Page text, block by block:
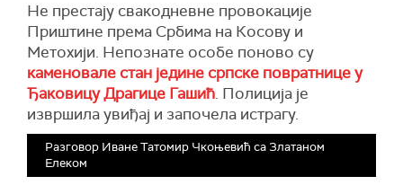
Не престају свакодневне провокације
Приштине према Србима на Косову и
Метохији. Непознате особе поново су
каменовале стан једине српске повратнице у
Ђаковицу Драгице Гашић. Полиција је
извршила увиђај и започела истрагу.
Разговор Иване Татомир Чкоњевић са Златаном
Елеком